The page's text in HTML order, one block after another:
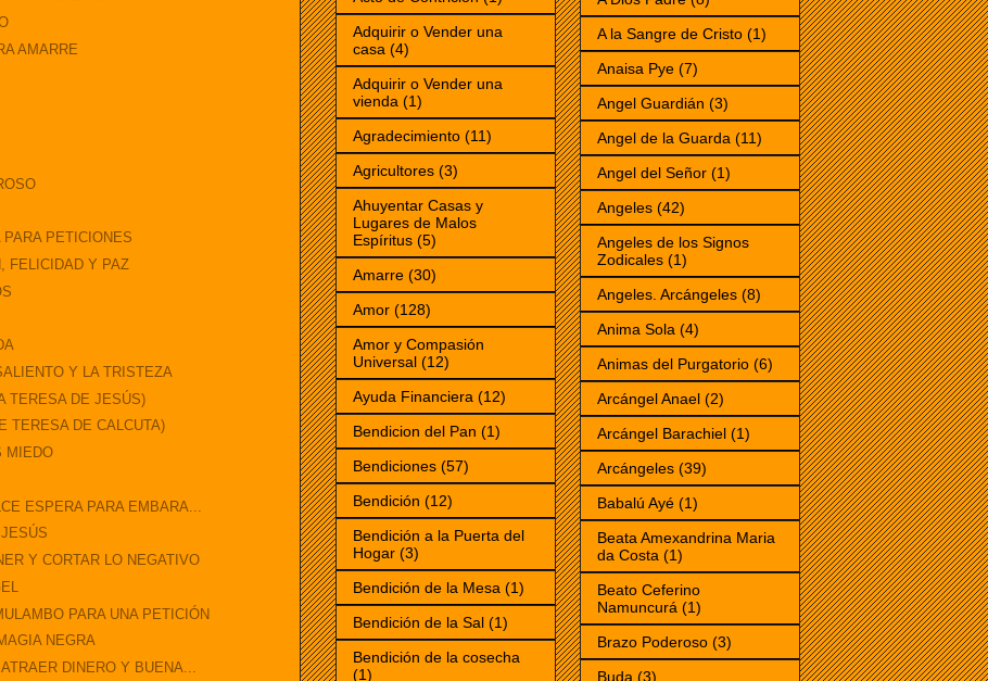
AMARRE
PETICIONES
FELICIDAD Y PAZ
Y LA TRISTEZA
TERESA DE JESÚS)
TERESA DE CALCUTA)
MIEDO
ESPERA PARA EMBARA...
Y CORTAR LO NEGATIVO
PARA UNA PETICIÓN
NEGRA
DINERO Y BUENA...
Adquirir o Vender una
casa (4)
Adquirir o Vender una
vienda (1)
Agradecimiento (11)
Agricultores (3)
Ahuyentar Casas y
Lugares de Malos
Espíritus (5)
Amarre (30)
Amor (128)
Amor y Compasión
Universal (12)
Ayuda Financiera (12)
Bendicion del Pan (1)
Bendiciones (57)
Bendición (12)
Bendición a la Puerta del
Hogar (3)
Bendición de la Mesa (1)
Bendición de la Sal (1)
Bendición de la cosecha
(1)
A la Sangre de Cristo (1)
Anaisa Pye (7)
Angel Guardián (3)
Angel de la Guarda (11)
Angel del Señor (1)
Angeles (42)
Angeles de los Signos
Zodicales (1)
Angeles. Arcángeles (8)
Anima Sola (4)
Animas del Purgatorio (6)
Arcángel Anael (2)
Arcángel Barachiel (1)
Arcángeles (39)
Babalú Ayé (1)
Beata Amexandrina Maria
da Costa (1)
Beato Ceferino
Namuncurá (1)
Brazo Poderoso (3)
Buda (3)